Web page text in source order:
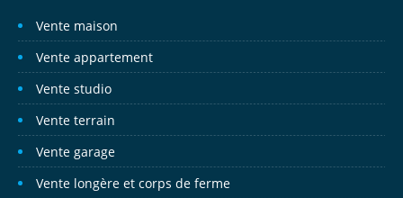
Vente maison
Vente appartement
Vente studio
Vente terrain
Vente garage
Vente longère et corps de ferme